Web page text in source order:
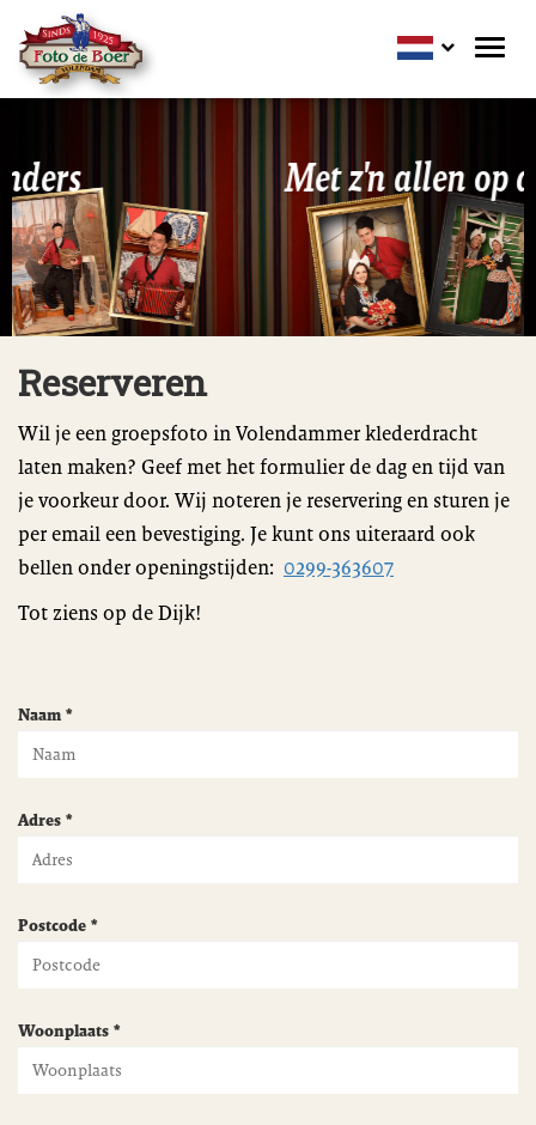
Met z'n allen op de foto!
Toggle
Reserveren
Wil je een groepsfoto in Volendammer klederdracht
laten maken? Geef met het formulier de dag en tijd van
je voorkeur door. Wij noteren je reservering en sturen je
per email een bevestiging. Je kunt ons uiteraard ook
bellen onder openingstijden: 0299-363607
Tot ziens op de Dijk!
Naam *
Adres *
Postcode *
Woonplaats *